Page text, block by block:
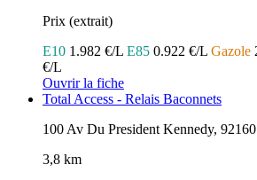
Prix (extrait)
E10 1.982 €/L E85 0.922 €/L Gazole
€/L
Ouvrir la fiche
Total Access - Relais Baconnets
100 Av Du President Kennedy,
3,8 km